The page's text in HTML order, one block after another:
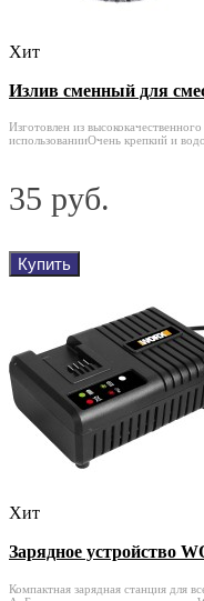
Хит
Излив сменный для
Изготовлен из
использованииОчень крепкий и
35 руб.
Купить
Хит
Зарядное устройство
Компактная зарядная станция для